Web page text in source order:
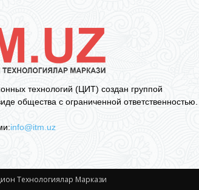
технологий (ЦИТ) создан группой
общества с ограниченной ответственностью.
info@itm.uz
Технологиялар Маркази